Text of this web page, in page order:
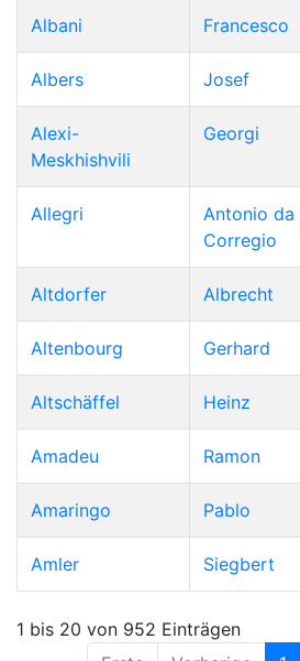
Albani Francesco
Albers Josef
Alexi-
Meskhishvili
Georgi
Allegri
Antonio da
Corregio
Altdorfer Albrecht
Altenbourg Gerhard
Altschäffel Heinz
Amadeu Ramon
Amaringo Pablo
Amler Siegbert
1 bis 20 von 952 Einträgen